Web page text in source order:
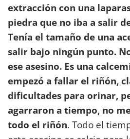
extracción con una
piedra que no iba a salir
Tenía el tamaño de una
salir bajo ningún punto.
ese asesino. Es una
empezó a fallar el riñón,
dificultades para orinar,
agarraron a tiempo, no
todo el riñón. Todo el